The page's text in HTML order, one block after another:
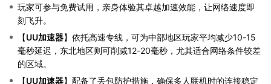
玩家可参与免费试用，亲身体验其卓越加速效能，让网络速度即
刻飞升。
【UU加速器】依托高速专线，可为中部地区玩家平均减少10-15
毫秒延迟，东北地区则可削减12-20毫秒，尤其适合网络条件较差
的区域。
【UU加速器】配备了丢包防护措施，确保多人联机时的连接稳定